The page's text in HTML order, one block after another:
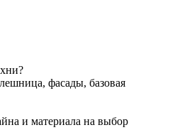
фасады, базовая
и материала на выбор